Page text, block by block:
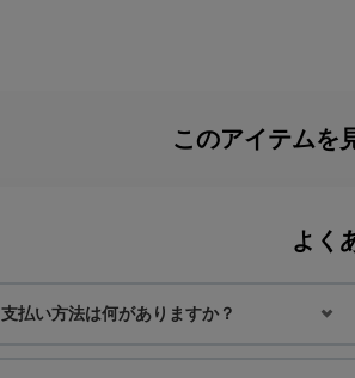
身長：155cm 身長：154cm
このアイテムを
よく
支払い方法は何がありますか？